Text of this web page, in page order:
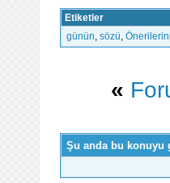
Etiketler
günün sözü
«
Şu anda bu konuyu